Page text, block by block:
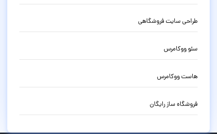
طراحی سایت فروشگاهی
سئو ووکامرس
هاست ووکامرس
فروشگاه ساز رایگان